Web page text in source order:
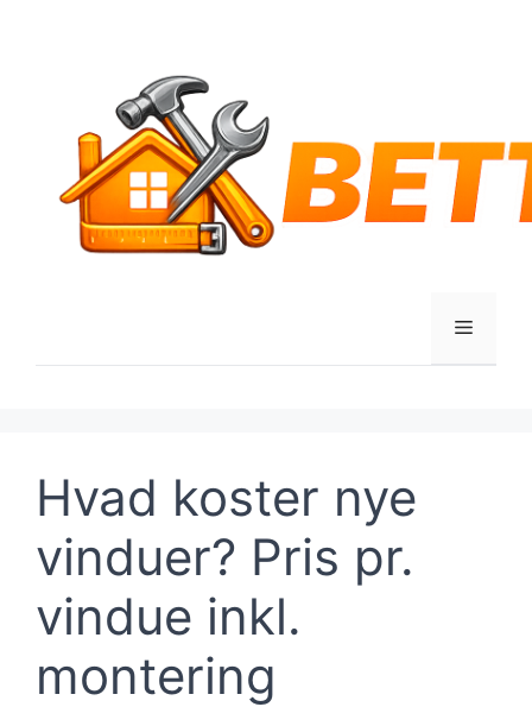
Menu
Hvad koster nye
vinduer? Pris pr.
vindue inkl.
montering